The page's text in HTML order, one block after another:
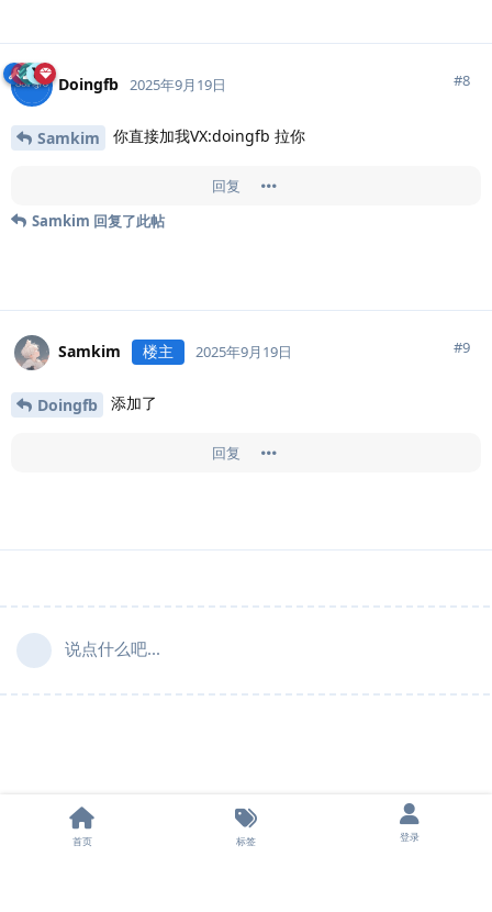
Doingfb 2025年9月19日 #8
Samkim 你直接加我VX:doingfb 拉你
回复
Samkim 回复了此帖
Samkim 楼主 2025年9月19日 #9
Doingfb 添加了
回复
说点什么吧...
首页 标签 登录